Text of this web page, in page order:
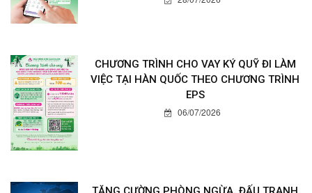
CHƯƠNG TRÌNH CHO VAY KÝ QUỸ ĐI LÀM
VIỆC TẠI HÀN QUỐC THEO CHƯƠNG TRÌNH
EPS
06/07/2026